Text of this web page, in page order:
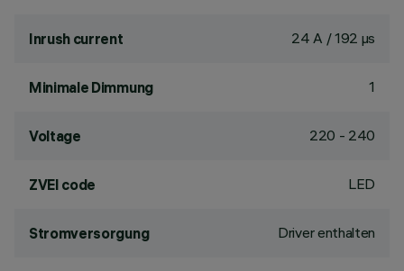
Inrush current 24 A / 192 µs
Minimale Dimmung 1
Voltage 220 - 240
ZVEI code LED
Stromversorgung Driver enthalten